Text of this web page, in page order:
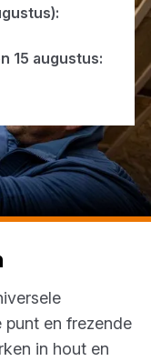
punt en frezende
in hout en
15 augustus: